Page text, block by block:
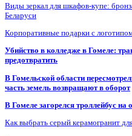
Виды зеркал для шкафов-купе:
Беларуси
Корпоративные подарки с
Убийство в колледже в Гомеле:
предотвратить
В Гомельской области
часть земель возвращают в оборот
В Гомеле загорелся троллейбус на
Как выбрать серый керамогранит